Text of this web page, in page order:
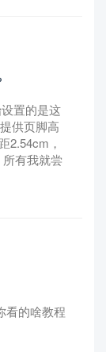
置的是这
供页脚高
2.54cm，
有我就尝
看的啥教程